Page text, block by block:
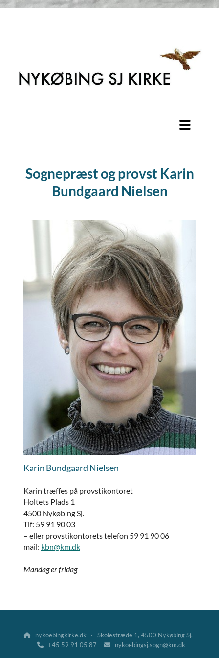
Sognepræst og provst Karin
Bundgaard Nielsen
Karin Bundgaard Nielsen
Karin træffes på provstikontoret
Holtets Plads 1
4500 Nykøbing Sj.
Tlf: 59 91 90 03
– eller provstikontorets telefon 59 91 90 06
mail: kbn@km.dk
Mandag er fridag
 nykoebingkirke.dk · Skolestræde 1, 4500 Nykøbing Sj.
+45 59 91 05 87 nykoebingsj.sogn@km.dk